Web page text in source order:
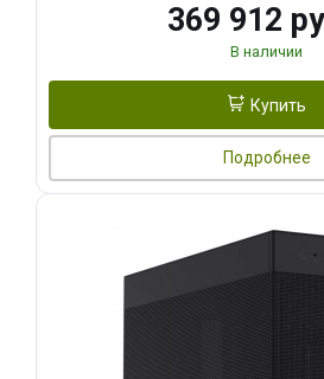
369 912
В наличии
Купить
Подробнее